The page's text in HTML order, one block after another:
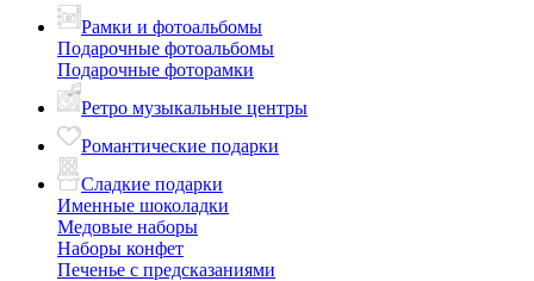
Рамки и фотоальбомы
Подарочные фотоальбомы
Подарочные фоторамки
Ретро музыкальные центры
Романтические подарки
Сладкие подарки
Именные шоколадки
Медовые наборы
Наборы конфет
Печенье с предсказаниями